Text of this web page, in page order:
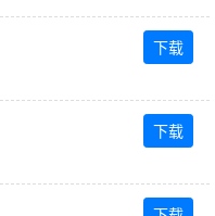
下载
下载